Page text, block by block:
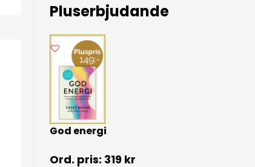
Pluserbjudande
God energi
319 kr